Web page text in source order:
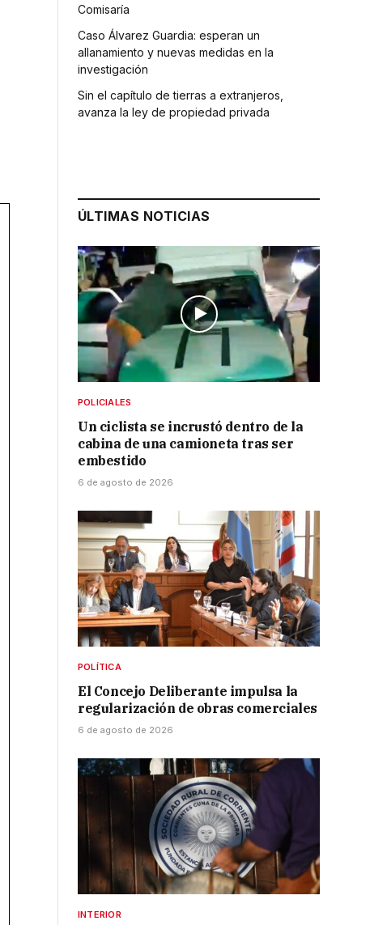
Comisaría
Caso Álvarez Guardia: esperan un
allanamiento y nuevas medidas en la
investigación
Sin el capítulo de tierras a extranjeros,
avanza la ley de propiedad privada
ÚLTIMAS NOTICIAS
POLICIALES
Un ciclista se incrustó dentro de la
cabina de una camioneta tras ser
embestido
6 de agosto de 2026
POLÍTICA
El Concejo Deliberante impulsa la
regularización de obras comerciales
6 de agosto de 2026
INTERIOR